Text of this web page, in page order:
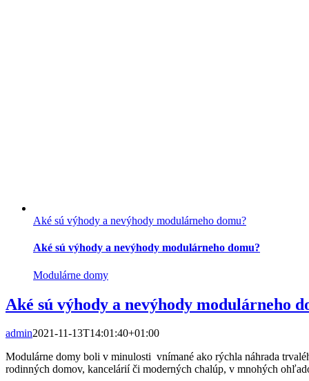
Aké sú výhody a nevýhody modulárneho domu?
Aké sú výhody a nevýhody modulárneho domu?
Modulárne domy
Aké sú výhody a nevýhody modulárneho
admin2021-11-13T14:01:40+01:00
Modulárne domy boli v minulosti vnímané ako rýchla náhrada
rodinných domov, kancelárií či moderných chalúp, v mnohých